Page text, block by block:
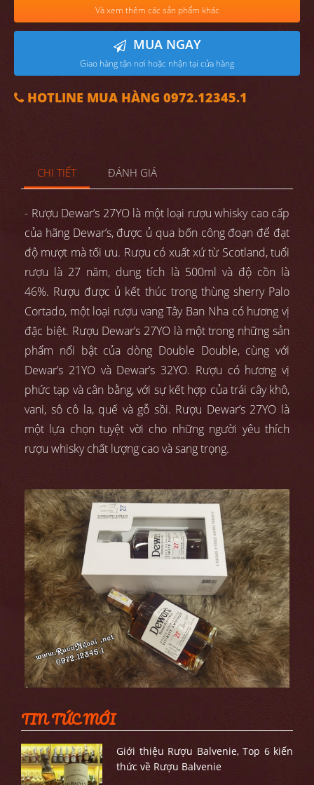
Và xem thêm các sản phẩm khác
MUA NGAY
Giao hàng tận nơi hoặc nhận tại cửa hàng
HOTLINE MUA HÀNG 0972.12345.1
CHI TIẾT ĐÁNH GIÁ
- Rượu Dewar’s 27YO là một loại rượu whisky cao cấp
của hãng Dewar’s, được ủ qua bốn công đoạn để đạt
độ mượt mà tối ưu. Rượu có xuất xứ từ Scotland, tuổi
rượu là 27 năm, dung tích là 500ml và độ cồn là
46%. Rượu được ủ kết thúc trong thùng sherry Palo
Cortado, một loại rượu vang Tây Ban Nha có hương vị
đặc biệt. Rượu Dewar’s 27YO là một trong những sản
phẩm nổi bật của dòng Double Double, cùng với
Dewar’s 21YO và Dewar’s 32YO. Rượu có hương vị
phức tạp và cân bằng, với sự kết hợp của trái cây khô,
vani, sô cô la, quế và gỗ sồi. Rượu Dewar’s 27YO là
một lựa chọn tuyệt vời cho những người yêu thích
rượu whisky chất lượng cao và sang trọng.
TIN TỨC MỚI
Giới thiệu Rượu Balvenie, Top 6 kiến
thức về Rượu Balvenie